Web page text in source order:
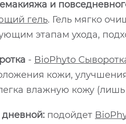
и
гель. Гель мягко
этапам ухода,
- BioPhyto
кожи,
влажную кожу
подойдет